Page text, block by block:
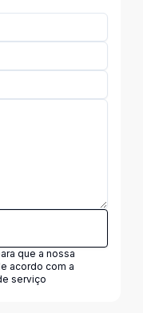
que a nossa
acordo com a
serviço